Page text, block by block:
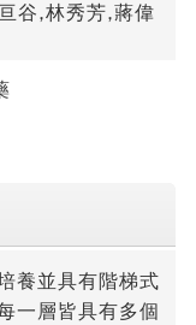
谷,林秀芳,蔣偉
養並具有階梯式
一層皆具有多個